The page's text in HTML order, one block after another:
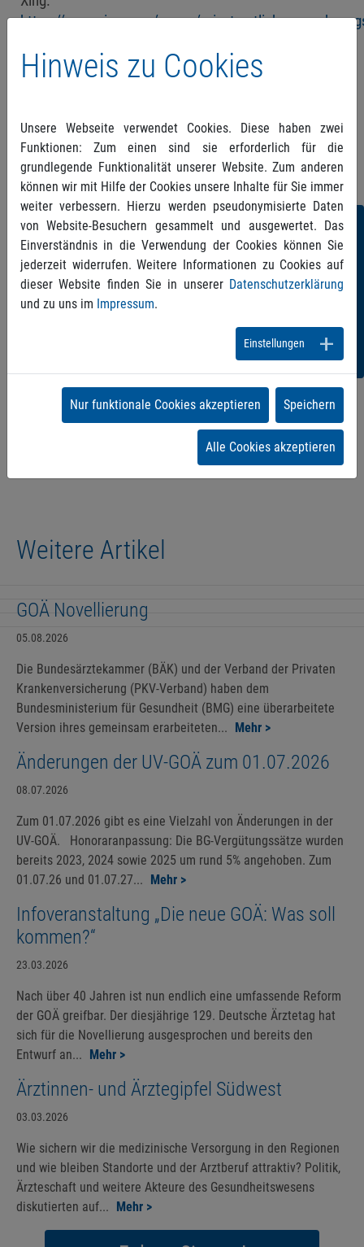
https://www.xing.com/pages/
Folgen
Sie
uns!
Weitere Artikel
GOÄ Novellierung
05.08.2026
Die Bundesärztekammer (BÄK) und der Verband der Privaten
Krankenversicherung (PKV-Verband) haben dem
Bundesministerium für Gesundheit (BMG) eine überarbeitete
Version ihres gemeinsam erarbeiteten... Mehr >
Änderungen der UV-GOÄ zum 01.07.2026
08.07.2026
Zum 01.07.2026 gibt es eine Vielzahl von Änderungen in der
UV-GOÄ. Honoraranpassung: Die BG-Vergütungssätze wurden
bereits 2023, 2024 sowie 2025 um rund 5% angehoben. Zum
01.07.26 und 01.07.27... Mehr >
Infoveranstaltung „Die neue GOÄ: Was soll
kommen?“
23.03.2026
Nach über 40 Jahren ist nun endlich eine umfassende Reform
der GOÄ greifbar. Der diesjährige 129. Deutsche Ärztetag hat
sich für die Novellierung ausgesprochen und bereits den
Entwurf an... Mehr >
Ärztinnen- und Ärztegipfel Südwest
03.03.2026
Wie sichern wir die medizinische Versorgung in den Regionen
und wie bleiben Standorte und der Arztberuf attraktiv? Politik,
Ärzteschaft und weitere Akteure des Gesundheitswesens
diskutierten auf... Mehr >
Hinweis zu Cookies
Unsere Webseite verwendet Cookies. Diese haben zwei
Funktionen: Zum einen sind sie erforderlich für die
grundlegende Funktionalität unserer Website. Zum anderen
können wir mit Hilfe der Cookies unsere Inhalte für Sie immer
weiter verbessern. Hierzu werden pseudonymisierte Daten
von Website-Besuchern gesammelt und ausgewertet. Das
Einverständnis in die Verwendung der Cookies können Sie
jederzeit widerrufen. Weitere Informationen zu Cookies auf
dieser Website finden Sie in unserer Datenschutzerklärung
und zu uns im Impressum.
Einstellungen
Nur funktionale Cookies akzeptieren Speichern
Alle Cookies akzeptieren